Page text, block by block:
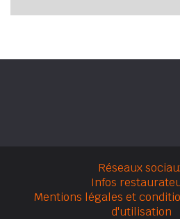
Réseaux
Infos
Mentions légales et
d'utilisation